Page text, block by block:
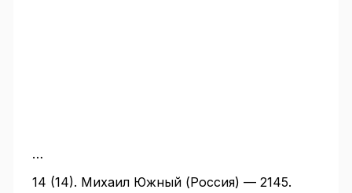
…
14 (14). Михаил Южный (Россия) — 2145.